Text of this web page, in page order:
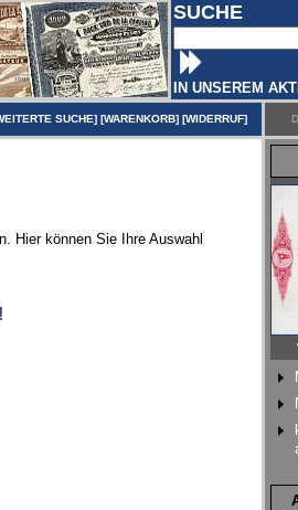
SUCHE
IN UNSEREM
SUCHE] [WARENKORB] [WIDERRUF]
Hier können Sie Ihre Auswahl